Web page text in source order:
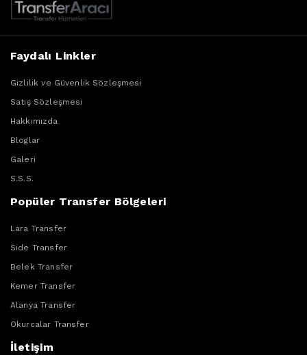
Faydalı Linkler
Gizlilik ve Güvenlik Sözleşmesi
Satış Sözleşmesi
Hakkımızda
Bloglar
Galeri
S.S.S.
Popüler Transfer Bölgeleri
Lara Transfer
Side Transfer
Belek Transfer
Kemer Transfer
Alanya Transfer
Okurcalar Transfer
İletişim